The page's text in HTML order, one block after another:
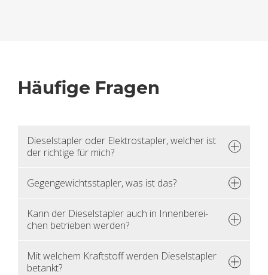
Häu­fi­ge Fra­gen
Die­sel­stap­ler oder Elek­tro­stap­ler, wel­cher ist
der rich­ti­ge für mich?
Ge­gen­ge­wichts­stap­ler, was ist das?
Kann der Die­sel­stap­ler auch in In­nen­be­rei­
chen be­trie­ben wer­den?
Mit wel­chem Kraft­stoff wer­den Die­sel­stap­ler
be­tankt?